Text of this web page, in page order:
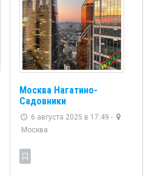
Москва Нагатино-
Садовники
6 августа 2025 в 17:49 -
Москва